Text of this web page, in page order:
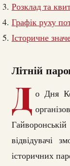
Розклад та
Графік руху
Історичне
Літній
Д о Дня
відвідувачі
історичних